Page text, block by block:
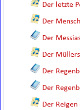
Der letzte
Der
Der
Der
Der
Der
Der Reigen